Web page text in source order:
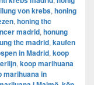
von krebs, honing
, honing thc
madrid, honung
thc madrid, kaufen
in Madrid, koop
, koop marihuana
marihuana in